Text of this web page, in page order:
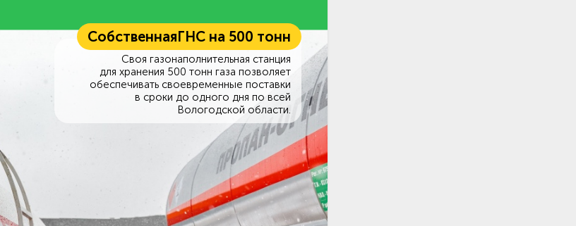
СобственнаяГНС на 500 тонн
Своя газонаполнительная станция
для хранения 500 тонн газа позволяет
обеспечивать своевременные поставки
в сроки до одного дня по всей
Вологодской области.